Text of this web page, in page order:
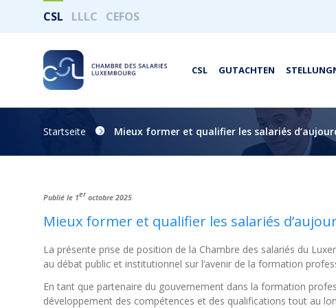
CSL LLLC CEFOS
CSL GUTACHTEN
Startseite Mieux former et qualifier les salariés
Publié le 1er octobre 2025
Mieux former et qualifier les salariés
La présente prise de position de la Chambre des salariés du
au débat public et institutionnel sur l’avenir de la formation
En tant que partenaire du gouvernement dans la formation
développement des compétences et des qualifications tout au